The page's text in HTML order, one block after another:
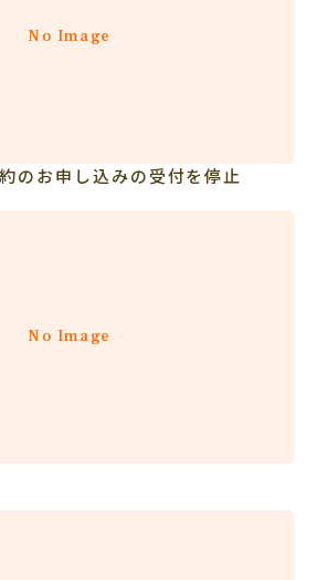
No Image
のお申し込みの受付を停止
No Image